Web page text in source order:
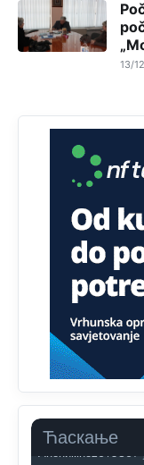
13/
Ћаскање
Анонимно2808843
reconquista
pusti ih
Radovana i
besjedi znam ja
Анонимно2810587
Proguglajte
Анонимно2810587
O kako su cudni
svima
na iso ce mjesto
Анонимно2810587